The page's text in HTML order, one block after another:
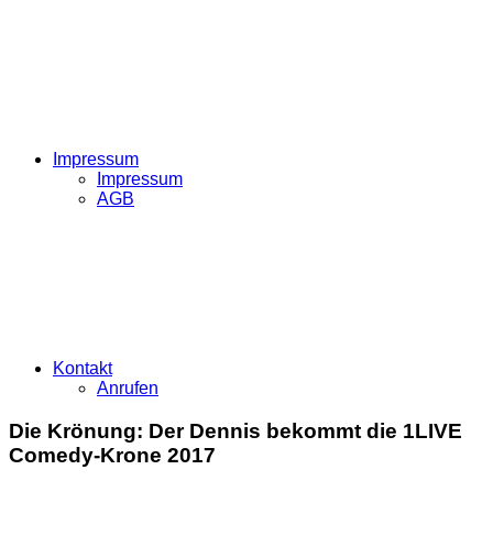
Impressum
Impressum
AGB
Kontakt
Anrufen
Die Krönung: Der Dennis bekommt die 1LIVE
Comedy-Krone 2017